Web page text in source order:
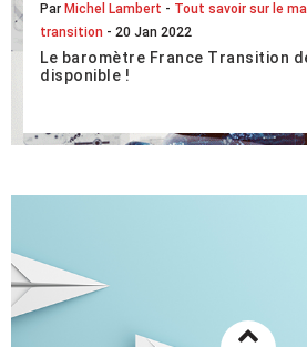
Par Michel Lambert - Tout savoir sur le
transition - 20 Jan 2022
Le baromètre France Transition
disponible !
Synthèse d’un ensemble de
LIRE L'ARTICLE